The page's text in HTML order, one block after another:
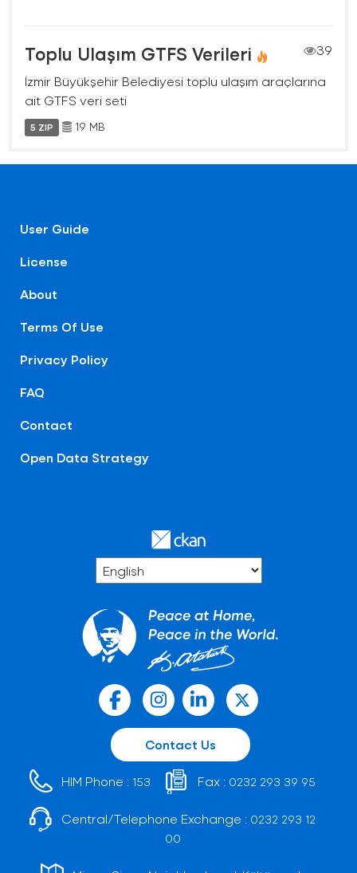
Toplu Ulaşım GTFS Verileri
39
İzmir Büyükşehir Belediyesi toplu ulaşım araçlarına
ait GTFS veri seti
5 ZIP 19 MB
User Guide
License
About
Terms Of Use
Privacy Policy
FAQ
Contact
Open Data Strategy
Contact Us
HIM Phone : 153 Fax : 0232 293 39 95
Central/Telephone Exchange : 0232 293 12
00